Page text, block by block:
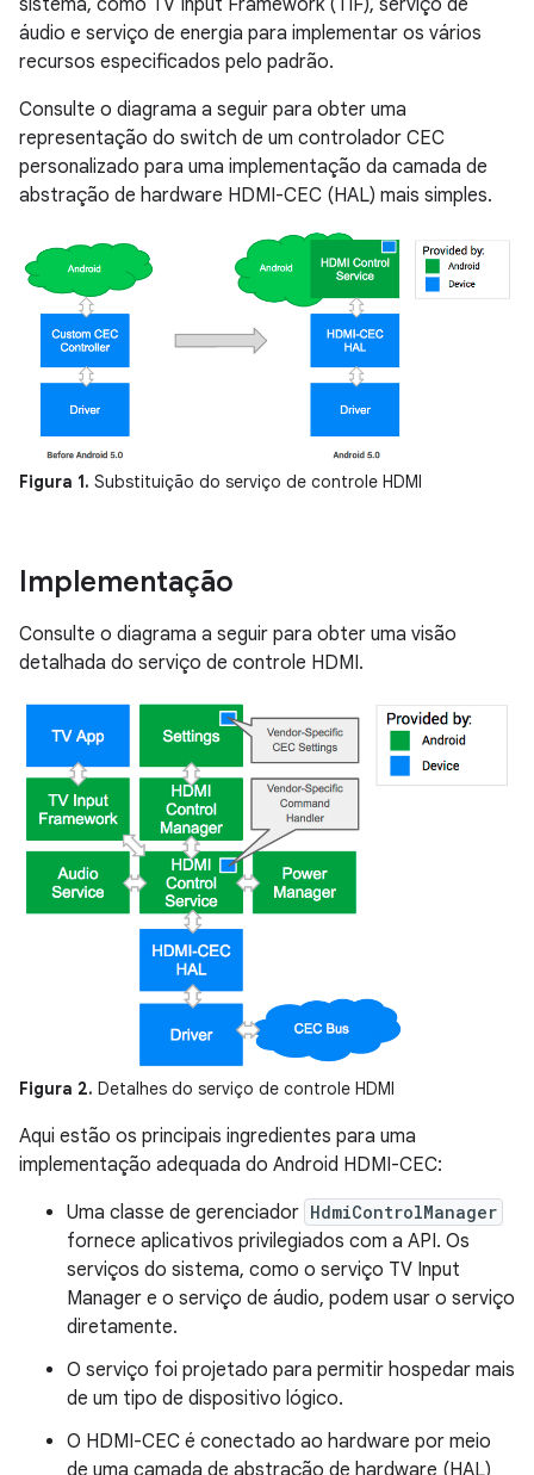
sistema, como TV Input Framework (TIF), serviço de
áudio e serviço de energia para implementar os vários
recursos especificados pelo padrão.
Consulte o diagrama a seguir para obter uma
representação do switch de um controlador CEC
personalizado para uma implementação da camada de
abstração de hardware HDMI-CEC (HAL) mais simples.
Figura 1. Substituição do serviço de controle HDMI
Implementação
Consulte o diagrama a seguir para obter uma visão
detalhada do serviço de controle HDMI.
Figura 2. Detalhes do serviço de controle HDMI
Aqui estão os principais ingredientes para uma
implementação adequada do Android HDMI-CEC:
Uma classe de gerenciador HdmiControlManager
fornece aplicativos privilegiados com a API. Os
serviços do sistema, como o serviço TV Input
Manager e o serviço de áudio, podem usar o serviço
diretamente.
O serviço foi projetado para permitir hospedar mais
de um tipo de dispositivo lógico.
O HDMI-CEC é conectado ao hardware por meio
de uma camada de abstração de hardware (HAL)